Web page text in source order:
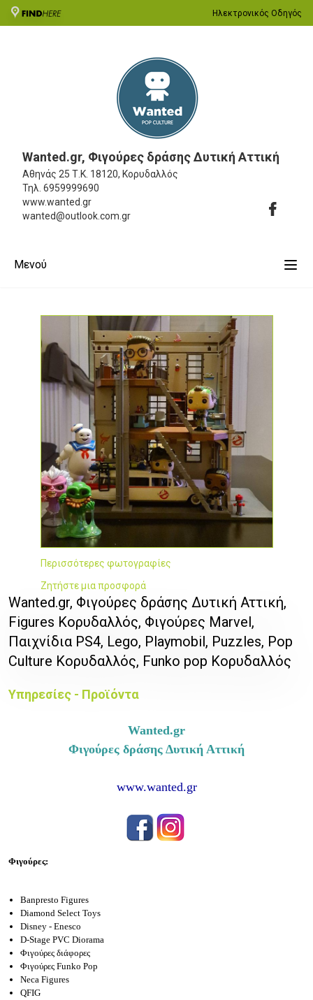
Ηλεκτρονικός Οδηγός
Wanted.gr, Φιγούρες δράσης Δυτική Αττική
Αθηνάς 25 Τ.Κ. 18120, Κορυδαλλός
Τηλ. 6959999690
www.wanted.gr
wanted@outlook.com.gr
Μενού
Περισσότερες φωτογραφίες
Ζητήστε μια προσφορά
Wanted.gr, Φιγούρες δράσης Δυτική Αττική,
Figures Κορυδαλλός, Φιγούρες Marvel,
Παιχνίδια PS4, Lego, Playmobil, Puzzles, Pop
Culture Κορυδαλλός, Funko pop Κορυδαλλός
Υπηρεσίες - Προϊόντα
Wanted.gr
Φιγούρες δράσης Δυτική Αττική
www.wanted.gr
Φιγούρες:
Banpresto Figures
Diamond Select Toys
Disney - Enesco
D-Stage PVC Diorama
Φιγούρες διάφορες
Φιγούρες Funko Pop
Neca Figures
QFIG